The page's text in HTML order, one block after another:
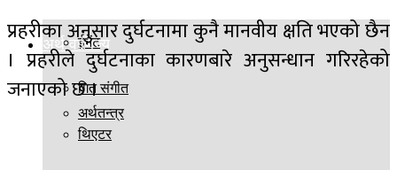
ईभेंट
गित संगीत
थिएटर
अर्थ वाणिज्य
अर्थतन्त्र
प्रहरीका अनुसार दुर्घटनामा कुनै मानवीय क्षति भएको छैन
। प्रहरीले दुर्घटनाका कारणबारे अनुसन्धान गरिरहेको
जनाएको छ ।